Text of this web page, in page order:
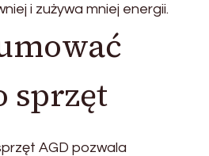
i zużywa mniej energii.
sprzęt
AGD pozwala